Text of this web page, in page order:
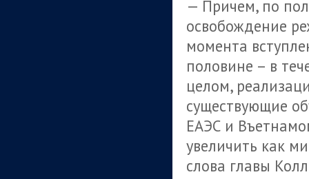
— Причем, по
освобождение
момента
половине – в
целом,
существующие
ЕАЭС и
увеличить как
слова главы